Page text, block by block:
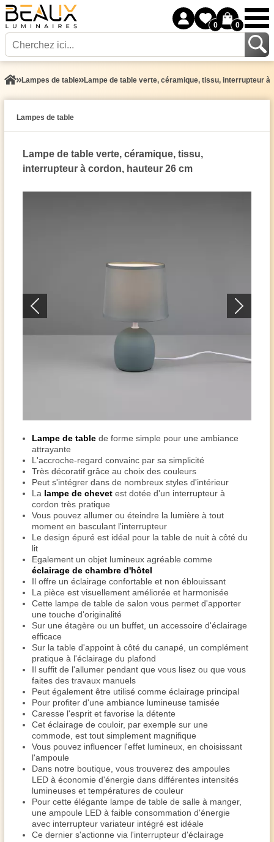
0 0
Lampes de table Lampe de table verte, céramique, tissu, interrupteur à
Lampes de table
Lampe de table verte, céramique, tissu,
interrupteur à cordon, hauteur 26 cm
Lampe de table de forme simple pour une ambiance
attrayante
L'accroche-regard convainc par sa simplicité
Très décoratif grâce au choix des couleurs
Peut s'intégrer dans de nombreux styles d'intérieur
La lampe de chevet est dotée d'un interrupteur à
cordon très pratique
Vous pouvez allumer ou éteindre la lumière à tout
moment en basculant l'interrupteur
Le design épuré est idéal pour la table de nuit à côté du
lit
Egalement un objet lumineux agréable comme
éclairage de chambre d'hôtel
Il offre un éclairage confortable et non éblouissant
La pièce est visuellement améliorée et harmonisée
Cette lampe de table de salon vous permet d'apporter
une touche d'originalité
Sur une étagère ou un buffet, un accessoire d'éclairage
efficace
Sur la table d'appoint à côté du canapé, un complément
pratique à l'éclairage du plafond
Il suffit de l'allumer pendant que vous lisez ou que vous
faites des travaux manuels
Peut également être utilisé comme éclairage principal
Pour profiter d'une ambiance lumineuse tamisée
Caresse l'esprit et favorise la détente
Cet éclairage de couloir, par exemple sur une
commode, est tout simplement magnifique
Vous pouvez influencer l'effet lumineux, en choisissant
l'ampoule
Dans notre boutique, vous trouverez des ampoules
LED à économie d'énergie dans différentes intensités
lumineuses et températures de couleur
Pour cette élégante lampe de table de salle à manger,
une ampoule LED à faible consommation d'énergie
avec interrupteur variateur intégré est idéale
Ce dernier s'actionne via l'interrupteur d'éclairage